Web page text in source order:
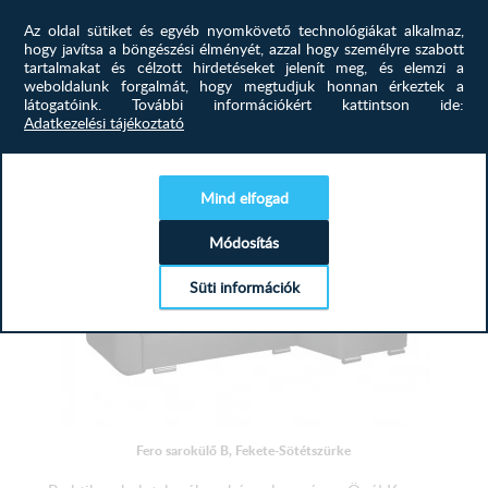
meg kanapéját, sarok...
613 900Ft
Fero sarokülő B, Fekete-Sötétszürke
Az oldal sütiket és egyéb nyomkövető technológiákat alkalmaz,
hogy javítsa a böngészési élményét, azzal hogy személyre szabott
tartalmakat és célzott hirdetéseket jelenít meg, és elemzi a
weboldalunk forgalmát, hogy megtudjuk honnan érkeztek a
látogatóink.
További információkért kattintson ide:
Adatkezelési tájékoztató
Mind elfogad
Módosítás
Süti információk